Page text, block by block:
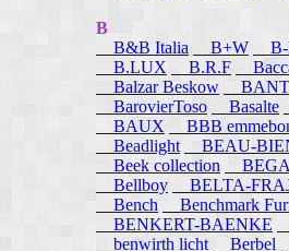
B
B&B Italia
B+W B-
B.LUX
B.R.F
Balzar Beskow
BarovierToso
Basalte
BAUX
BBB
Beadlight
BEAU-
Beek collection
BEGA
Bellboy
BELTA-
Bench
Benchmark
BENKERT-BAENKE
benwirth licht
Berbel